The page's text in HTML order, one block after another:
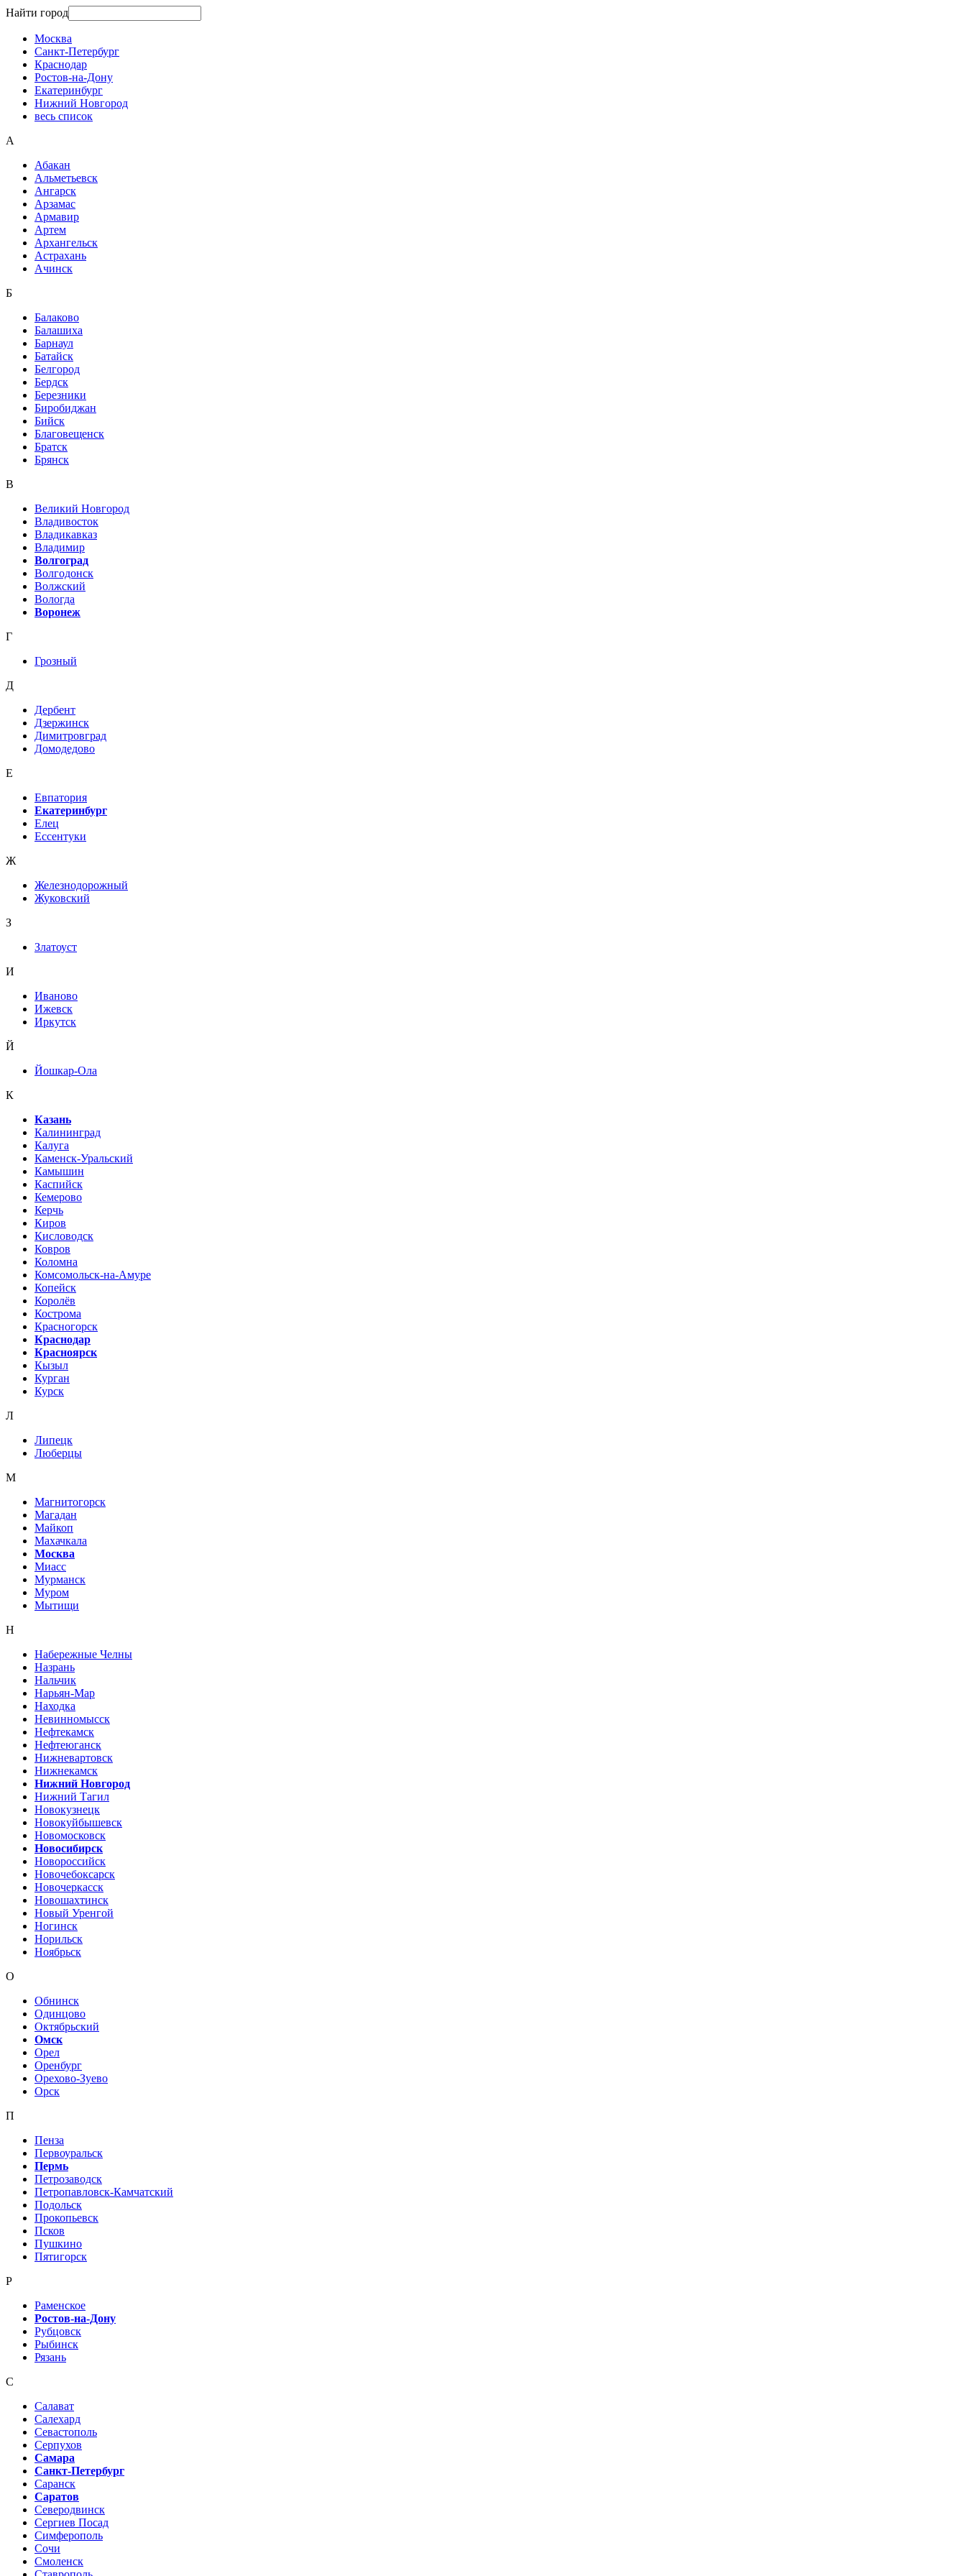
Найти город
Москва
Санкт-Петербург
Краснодар
Ростов-на-Дону
Екатеринбург
Нижний Новгород
весь список
А
Абакан
Альметьевск
Ангарск
Арзамас
Армавир
Артем
Архангельск
Астрахань
Ачинск
Б
Балаково
Балашиха
Барнаул
Батайск
Белгород
Бердск
Березники
Биробиджан
Бийск
Благовещенск
Братск
Брянск
В
Великий Новгород
Владивосток
Владикавказ
Владимир
Волгоград
Волгодонск
Волжский
Вологда
Воронеж
Г
Грозный
Д
Дербент
Дзержинск
Димитровград
Домодедово
Е
Евпатория
Екатеринбург
Елец
Ессентуки
Ж
Железнодорожный
Жуковский
З
Златоуст
И
Иваново
Ижевск
Иркутск
Й
Йошкар-Ола
К
Казань
Калининград
Калуга
Каменск-Уральский
Камышин
Каспийск
Кемерово
Керчь
Киров
Кисловодск
Ковров
Коломна
Комсомольск-на-Амуре
Копейск
Королёв
Кострома
Красногорск
Краснодар
Красноярск
Кызыл
Курган
Курск
Л
Липецк
Люберцы
М
Магнитогорск
Магадан
Майкоп
Махачкала
Москва
Миасс
Мурманск
Муром
Мытищи
Н
Набережные Челны
Назрань
Нальчик
Нарьян-Мар
Находка
Невинномысск
Нефтекамск
Нефтеюганск
Нижневартовск
Нижнекамск
Нижний Новгород
Нижний Тагил
Новокузнецк
Новокуйбышевск
Новомосковск
Новосибирск
Новороссийск
Новочебоксарск
Новочеркасск
Новошахтинск
Новый Уренгой
Ногинск
Норильск
Ноябрьск
О
Обнинск
Одинцово
Октябрьский
Омск
Орел
Оренбург
Орехово-Зуево
Орск
П
Пенза
Первоуральск
Пермь
Петрозаводск
Петропавловск-Камчатский
Подольск
Прокопьевск
Псков
Пушкино
Пятигорск
Р
Раменское
Ростов-на-Дону
Рубцовск
Рыбинск
Рязань
С
Салават
Салехард
Севастополь
Серпухов
Самара
Санкт-Петербург
Саранск
Саратов
Северодвинск
Сергиев Посад
Симферополь
Сочи
Смоленск